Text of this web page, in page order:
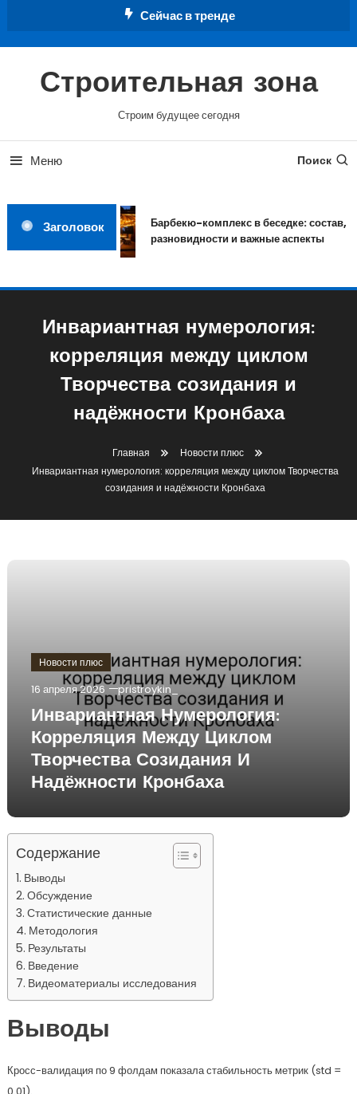
Сейчас в тренде
Строительная зона
Строим будущее сегодня
Меню Поиск
Заголовок
Барбекю-комплекс в беседке: состав,
разновидности и важные аспекты
Инвариантная нумерология:
корреляция между циклом
Творчества созидания и
надёжности Кронбаха
Главная
Новости плюс
Инвариантная нумерология: корреляция между циклом Творчества
созидания и надёжности Кронбаха
Новости плюс
16 апреля 2026 pristroykin_
Инвариантная Нумерология:
Корреляция Между Циклом
Творчества Созидания И
Надёжности Кронбаха
Содержание
Выводы
Обсуждение
Статистические данные
Методология
Результаты
Введение
Видеоматериалы исследования
Выводы
Кросс-валидация по 9 фолдам показала стабильность метрик (std =
0.01).